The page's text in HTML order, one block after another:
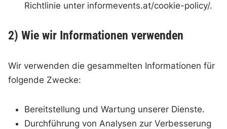
Richtlinie unter informevents.at/cookie-policy/.
2) Wie wir Informationen verwenden
Wir verwenden die gesammelten Informationen für
folgende Zwecke:
Bereitstellung und Wartung unserer Dienste.
Durchführung von Analysen zur Verbesserung